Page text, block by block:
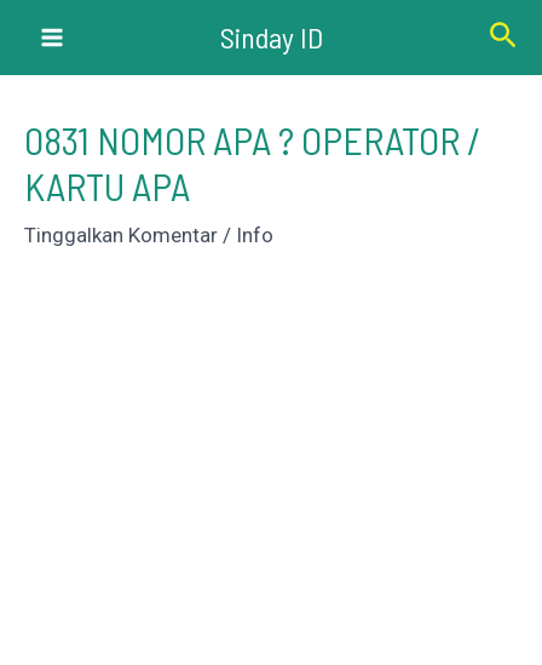
konten
Menu
Sinday ID Cari
0831 NOMOR APA ? OPERATOR /
KARTU APA
Tinggalkan Komentar / Info